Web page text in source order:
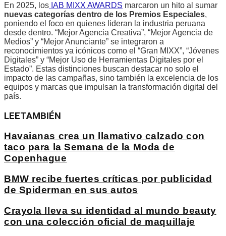
En 2025, los IAB MIXX AWARDS marcaron un hito al sumar
nuevas categorías dentro de los Premios Especiales,
poniendo el foco en quienes lideran la industria peruana
desde dentro. “Mejor Agencia Creativa”, “Mejor Agencia de
Medios” y “Mejor Anunciante” se integraron a
reconocimientos ya icónicos como el “Gran MIXX”, “Jóvenes
Digitales” y “Mejor Uso de Herramientas Digitales por el
Estado”. Estas distinciones buscan destacar no solo el
impacto de las campañas, sino también la excelencia de los
equipos y marcas que impulsan la transformación digital del
país.
LEETAMBIÉN
Havaianas crea un llamativo calzado con
taco para la Semana de la Moda de
Copenhague
BMW recibe fuertes críticas por publicidad
de Spiderman en sus autos
Crayola lleva su identidad al mundo beauty
con una colección oficial de maquillaje